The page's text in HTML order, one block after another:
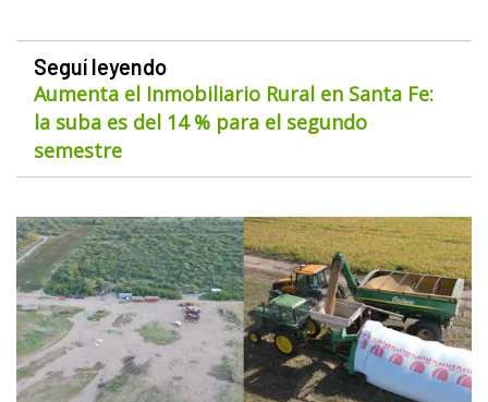
Seguí leyendo
Aumenta el Inmobiliario Rural en Santa Fe:
la suba es del 14 % para el segundo
semestre